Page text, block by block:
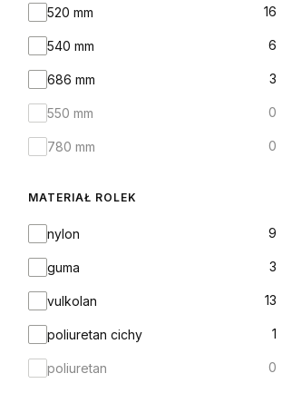
Szerokość wózka
520 mm 16
540 mm 6
686 mm 3
550 mm 0
780 mm 0
MATERIAŁ ROLEK
Materiał rolek
nylon 9
guma 3
vulkolan 13
poliuretan cichy 1
poliuretan 0